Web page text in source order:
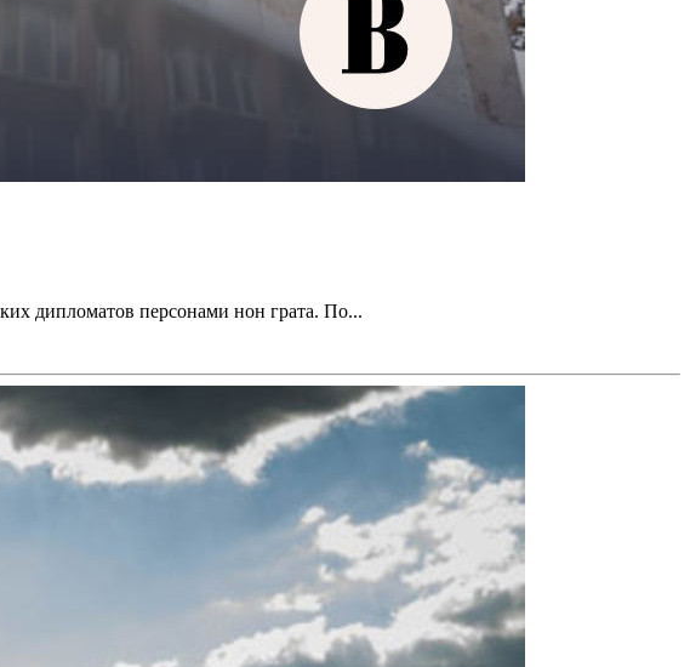
дипломатов персонами нон грата. По...